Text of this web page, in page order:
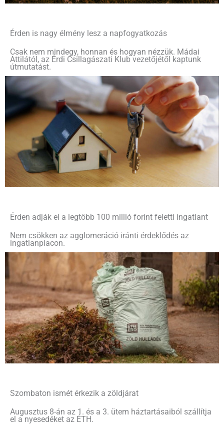
Érden is nagy élmény lesz a napfogyatkozás
Csak nem mindegy, honnan és hogyan nézzük. Mádai
Attilától, az Érdi Csillagászati Klub vezetőjétől kaptunk
útmutatást.
Érden adják el a legtöbb 100 millió forint feletti ingatlant
Nem csökken az agglomeráció iránti érdeklődés az
ingatlanpiacon.
Szombaton ismét érkezik a zöldjárat
Augusztus 8-án az 1. és a 3. ütem háztartásaiból szállítja
el a nyesedéket az ÉTH.